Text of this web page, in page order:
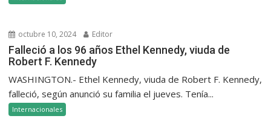
octubre 10, 2024 Editor
Falleció a los 96 años Ethel Kennedy, viuda de
Robert F. Kennedy
WASHINGTON.- Ethel Kennedy, viuda de Robert F. Kennedy,
falleció, según anunció su familia el jueves. Tenía...
Internacionales